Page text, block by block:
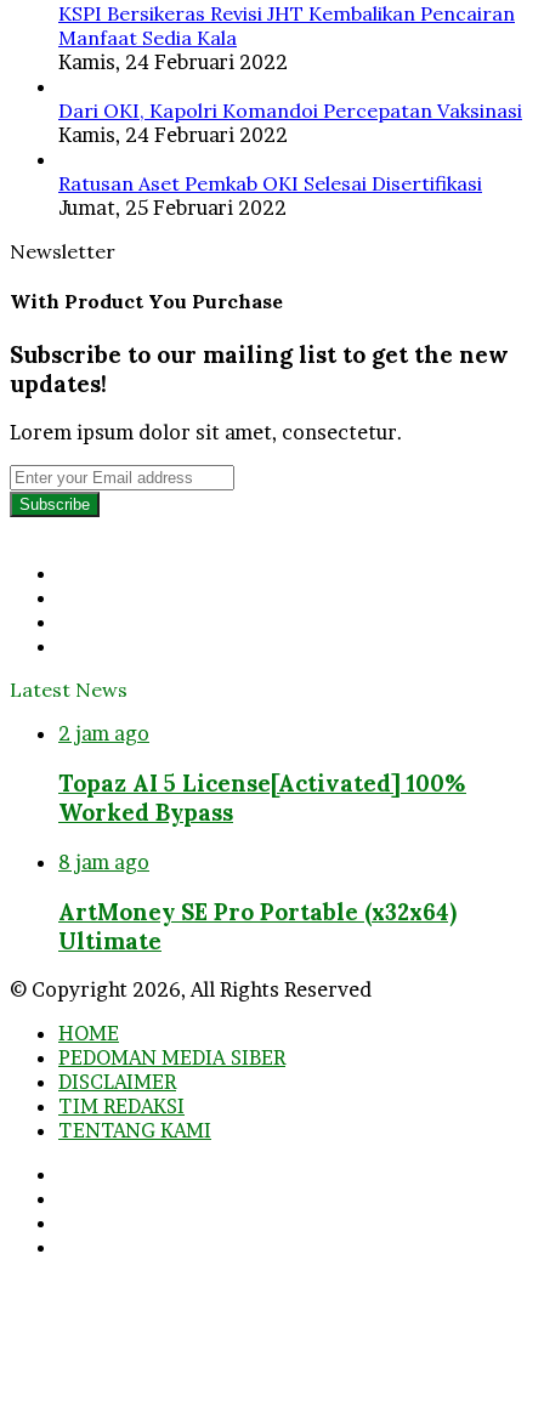
KSPI Bersikeras Revisi JHT Kembalikan Pencairan
Manfaat Sedia Kala
Kamis, 24 Februari 2022
Dari OKI, Kapolri Komandoi Percepatan Vaksinasi
Kamis, 24 Februari 2022
Ratusan Aset Pemkab OKI Selesai Disertifikasi
Jumat, 25 Februari 2022
Newsletter
With Product You Purchase
Subscribe to our mailing list to get the new
updates!
Lorem ipsum dolor sit amet, consectetur.
Enter
your
Email
Latest News
2 jam ago
Topaz AI 5 License[Activated] 100%
Worked Bypass
8 jam ago
ArtMoney SE Pro Portable (x32x64)
Ultimate
© Copyright 2026, All Rights Reserved
HOME
PEDOMAN MEDIA SIBER
DISCLAIMER
TIM REDAKSI
TENTANG KAMI